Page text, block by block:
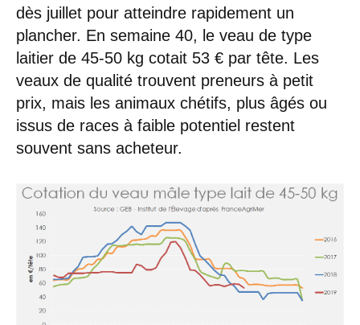
dès juillet pour atteindre rapidement un
plancher. En semaine 40, le veau de type
laitier de 45-50 kg cotait 53 € par tête. Les
veaux de qualité trouvent preneurs à petit
prix, mais les animaux chétifs, plus âgés ou
issus de races à faible potentiel restent
souvent sans acheteur.